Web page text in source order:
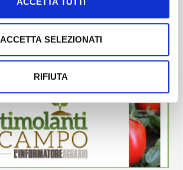
ACCETTA SELEZIONATI
RIFIUTA